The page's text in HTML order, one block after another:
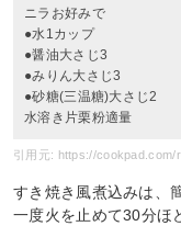
ニラお好みで
●水1カップ
●醤油大さじ3
●みりん大さじ3
●砂糖(三温糖)大さじ2
水溶き片栗粉適量
引用元: https://cookpad.com/
すき焼き風煮込みは、
一度火を止めて30分ほ